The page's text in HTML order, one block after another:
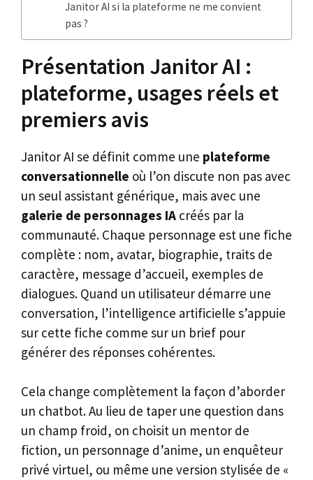
Janitor AI si la plateforme ne me convient
pas ?
Présentation Janitor AI :
plateforme, usages réels et
premiers avis
Janitor AI se définit comme une plateforme
conversationnelle où l’on discute non pas avec
un seul assistant générique, mais avec une
galerie de personnages IA créés par la
communauté. Chaque personnage est une fiche
complète : nom, avatar, biographie, traits de
caractère, message d’accueil, exemples de
dialogues. Quand un utilisateur démarre une
conversation, l’intelligence artificielle s’appuie
sur cette fiche comme sur un brief pour
générer des réponses cohérentes.
Cela change complètement la façon d’aborder
un chatbot. Au lieu de taper une question dans
un champ froid, on choisit un mentor de
fiction, un personnage d’anime, un enquêteur
privé virtuel, ou même une version stylisée de «